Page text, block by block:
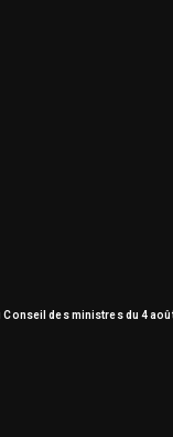
Conseil des ministres du 4